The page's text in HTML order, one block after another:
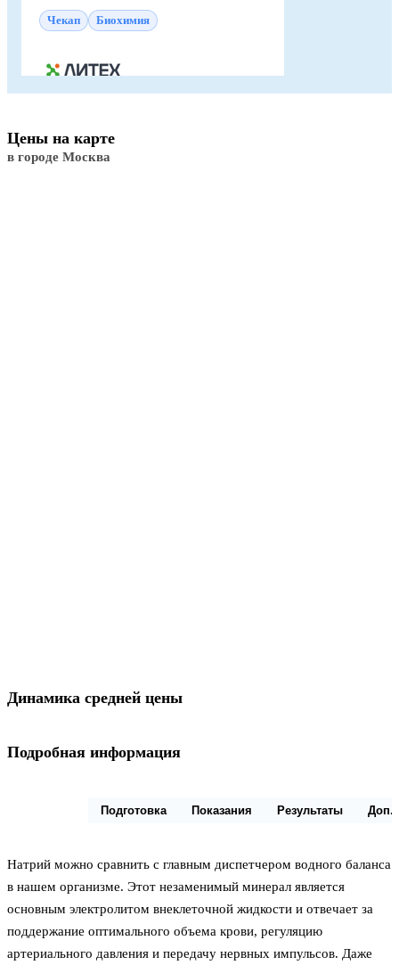
Чекап Биохимия
Цены на карте
в городе Москва
Динамика средней цены
Подробная информация
Подготовка Показания Результаты Доп.
Натрий можно сравнить с главным диспетчером водного баланса
в нашем организме. Этот незаменимый минерал является
основным электролитом внеклеточной жидкости и отвечает за
поддержание оптимального объема крови, регуляцию
артериального давления и передачу нервных импульсов. Даже